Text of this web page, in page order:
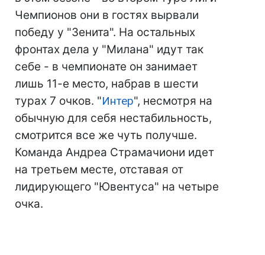
Чемпионов они в гостях вырвали
победу у "Зенита". На остальных
фронтах дела у "Милана" идут так
себе - в чемпионате он занимает
лишь 11-е место, набрав в шести
турах 7 очков. "Интер", несмотря на
обычную для себя нестабильность,
смотрится все же чуть получше.
Команда Андреа Страмачиони идет
на третьем месте, отставая от
лидирующего "Ювентуса" на четыре
очка.